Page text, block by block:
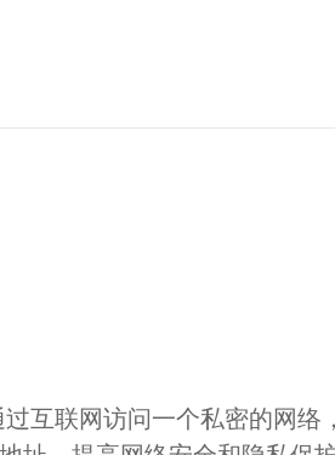
互联网访问一个私密的网络